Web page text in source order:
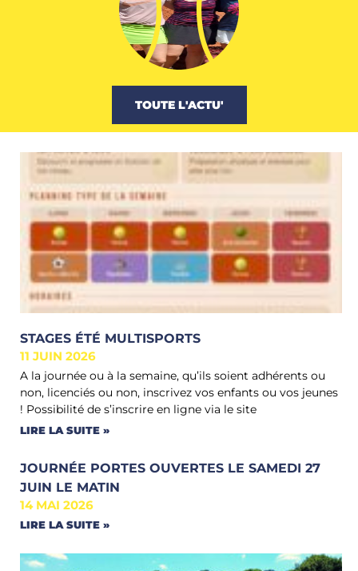
TOUTE L'ACTU'
STAGES ÉTÉ MULTISPORTS
11 JUIN 2026
A la journée ou à la semaine, qu’ils soient adhérents ou
non, licenciés ou non, inscrivez vos enfants ou vos jeunes
! Possibilité de s’inscrire en ligne via le site
LIRE LA SUITE »
JOURNÉE PORTES OUVERTES LE SAMEDI 27
JUIN LE MATIN
14 MAI 2026
LIRE LA SUITE »